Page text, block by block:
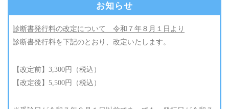
お知らせ
診断書発行料の改定について 令和７年８月１日より
診断書発行料を下記のとおり、改定いたします。
【改定前】3,300円（税込）
【改定後】5,500円（税込）